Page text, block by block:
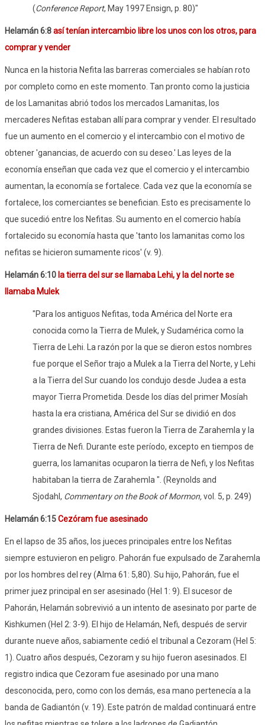
(Conference Report, May 1997 Ensign, p. 80)"
Helamán 6:8así tenían intercambio libre los unos con los otros, para
comprar y vender
Nunca en la historia Nefita las barreras comerciales se habían roto
por completo como en este momento. Tan pronto como la justicia
de los Lamanitas abrió todos los mercados Lamanitas, los
mercaderes Nefitas estaban allí para comprar y vender. El resultado
fue un aumento en el comercio y el intercambio con el motivo de
obtener 'ganancias, de acuerdo con su deseo.' Las leyes de la
economía enseñan que cada vez que el comercio y el intercambio
aumentan, la economía se fortalece. Cada vez que la economía se
fortalece, los comerciantes se benefician. Esto es precisamente lo
que sucedió entre los Nefitas. Su aumento en el comercio había
fortalecido su economía hasta que 'tanto los lamanitas como los
nefitas se hicieron sumamente ricos' (v. 9).
Helamán 6:10la tierra del sur se llamaba Lehi, y la del norte se
llamaba Mulek
"Para los antiguos Nefitas, toda América del Norte era
conocida como la Tierra de Mulek, y Sudamérica como la
Tierra de Lehi. La razón por la que se dieron estos nombres
fue porque el Señor trajo a Mulek a la Tierra del Norte, y Lehi
a la Tierra del Sur cuando los condujo desde Judea a esta
mayor Tierra Prometida. Desde los días del primer Mosíah
hasta la era cristiana, América del Sur se dividió en dos
grandes divisiones. Estas fueron la Tierra de Zarahemla y la
Tierra de Nefi. Durante este período, excepto en tiempos de
guerra, los lamanitas ocuparon la tierra de Nefi, y los Nefitas
habitaban la tierra de Zarahemla ".(Reynolds and
Sjodahl, Commentary on the Book of Mormon,vol. 5, p. 249)
Helamán 6:15Cezóram fue asesinado
En el lapso de 35 años, los jueces principales entre los Nefitas
siempre estuvieron en peligro. Pahorán fue expulsado de Zarahemla
por los hombres del rey (Alma 61: 5,80). Su hijo, Pahorán, fue el
primer juez principal en ser asesinado (Hel 1: 9). El sucesor de
Pahorán, Helamán sobrevivió a un intento de asesinato por parte de
Kishkumen (Hel 2: 3-9). El hijo de Helamán, Nefi, después de servir
durante nueve años, sabiamente cedió el tribunal a Cezoram (Hel 5:
1). Cuatro años después, Cezoram y su hijo fueron asesinados. El
registro indica que Cezoram fue asesinado por una mano
desconocida, pero, como con los demás, esa mano pertenecía a la
banda de Gadiantón (v. 19). Este patrón de maldad continuará entre